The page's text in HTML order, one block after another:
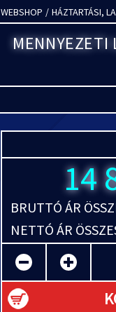
WEBSHOP / HÁZTARTÁSI,
MENNYEZETI
14
BRUTTÓ ÁR
NETTÓ ÁR